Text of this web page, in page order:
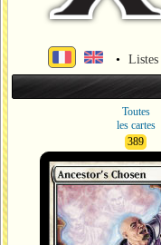
•
Toutes
les cartes
389
Elu de l'Ancêtre